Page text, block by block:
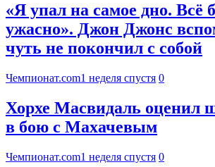
«Я упал на самое дно. Всё
ужасно». Джон Джонс
чуть не покончил с собой
Чемпионат.com1 неделя спустя 0
Хорхе Масвидаль оценил
в бою с Махачевым
Чемпионат.com1 неделя спустя 0